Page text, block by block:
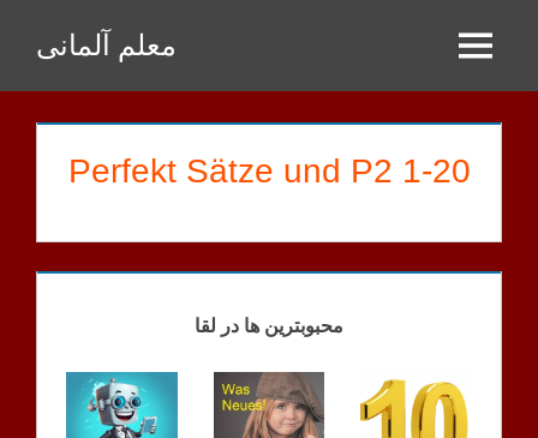
Inhalt
springen
معلم آلمانی Menu
1-20 Perfekt Sätze und P2
محبوبترین ها در لقا